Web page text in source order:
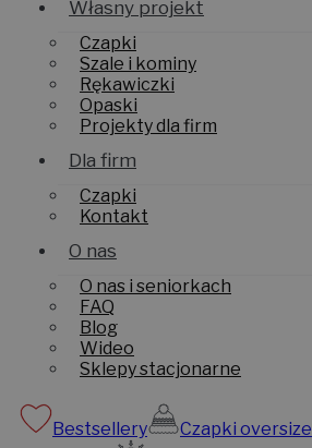
Własny projekt
Czapki
Szale i kominy
Rękawiczki
Opaski
Projekty dla firm
Dla firm
Czapki
Kontakt
O nas
O nas i seniorkach
FAQ
Blog
Wideo
Sklepy stacjonarne
Bestsellery Czapki oversize